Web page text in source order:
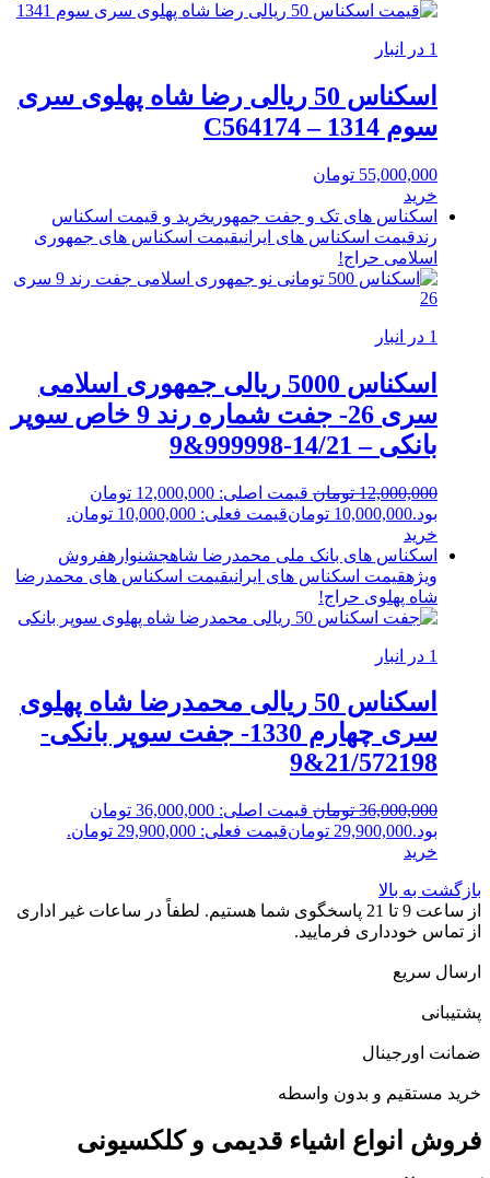
1 در انبار
اسکناس 50 ریالی رضا شاه پهلوی سری
سوم 1314 – C564174
55,000,000 تومان
خرید
اسکناس های تک و جفت جمهوریخرید و قیمت اسکناس
رندقیمت اسکناس های ایرانیقیمت اسکناس های جمهوری
اسلامی حراج!
1 در انبار
اسکناس 5000 ریالی جمهوری اسلامی
سری 26- جفت شماره رند 9 خاص سوپر
بانکی – 14/21-999998&9
12,000,000 تومان
قیمت اصلی: 12,000,000 تومان
بود.10,000,000 تومانقیمت فعلی: 10,000,000 تومان.
خرید
اسکناس های بانک ملی محمدرضا شاهجشنوارهفروش
ویژهقیمت اسکناس های ایرانیقیمت اسکناس های محمدرضا
شاه پهلوی حراج!
1 در انبار
اسکناس 50 ریالی محمدرضا شاه پهلوی
سری چهارم 1330- جفت سوپر بانکی-
21/572198&9
36,000,000 تومان
قیمت اصلی: 36,000,000 تومان
بود.29,900,000 تومانقیمت فعلی: 29,900,000 تومان.
خرید
بازگشت به بالا
از ساعت 9 تا 21 پاسخگوی شما هستیم. لطفاً در ساعات غیر اداری
از تماس خودداری فرمایید.
ارسال سریع
پشتیبانی
ضمانت اورجینال
خرید مستقیم و بدون واسطه
فروش انواع اشیاء قدیمی و کلکسیونی